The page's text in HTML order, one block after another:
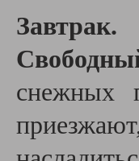
Завтрак.
снежных